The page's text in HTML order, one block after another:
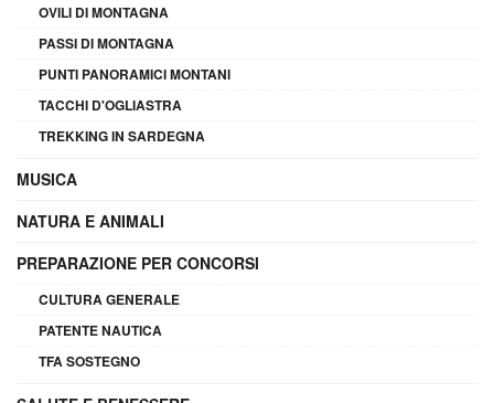
OVILI DI MONTAGNA
PASSI DI MONTAGNA
PUNTI PANORAMICI MONTANI
TACCHI D'OGLIASTRA
TREKKING IN SARDEGNA
MUSICA
NATURA E ANIMALI
PREPARAZIONE PER CONCORSI
CULTURA GENERALE
PATENTE NAUTICA
TFA SOSTEGNO